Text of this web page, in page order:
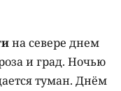
на севере днем
и град. Ночью
туман. Днём